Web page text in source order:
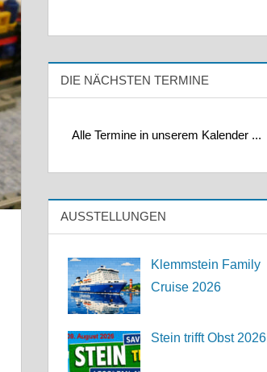
DIE NÄCHSTEN TERMINE
Alle Termine in unserem Kalender ...
AUSSTELLUNGEN
Klemmstein Family
Cruise 2026
Stein trifft Obst 2026